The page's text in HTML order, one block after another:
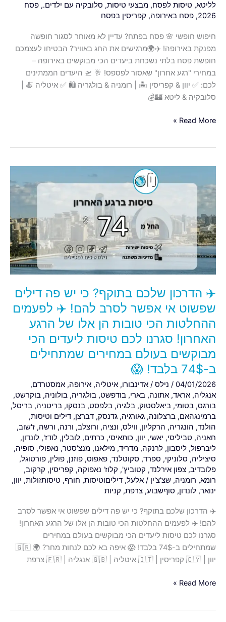
לליטא, טיסות לפסח, מבצעי טיסות, סלובקיה עם ילדים., פסח
2026
, פסח באירופה, קפריסין בפסח
חיפוש חופשי 🌸 פסח בפתח? עדיין לא מאוחר לסגור חופשה
מפנקת באירופה! ✈️🌍מרגישים את החג באוויר? הבטיחו לעצמכם
חופשת פסח בלתי נשכחת ביעדים הכי מבוקשים באירופה –
במחירי "רגע אחרון" שאסור לפספס! 🥂 🛫 היעדים הממתינים
לכם: ✅ יוון & קפריסין 🏝️ | רומניה & בולגריה 🛍️ ✅ איטליה 🍝 |
סלובקיה & ליטא 🏰💰
Read More »
✈️ הדרכון שלכם בתוקף? כי יש פה דילים
שפשוט אי אפשר לסרב להם! ✈️ לפעמים
ההחלטות הכי טובות הן אלו של הרגע
האחרון! סגרנו לכם טיסות ליעדים הכי
מבוקשים בעולם במחירים שמתחילים
ב-74$ בלבד! 😱
04/01/2026
/ נילס / אדינבורו, איטליה, אירופה, אמסטרדם,
אנגליה, אראד, אתונה, בארי, בודפשט, בולגריה, בולוניה, בוקרשט,
בורגס, בטומי, ביאלסטוק, בלגיה, בלפסט, בנסקו, בריטניה, בריסל,
ברמינגהאם, ברצלונה, גאורגיה, גדנסק, דברצן, דילים וטיסות,
הולנד, הונגריה, הרקליון, ווילס, ונציה, ורוצלב, ורנה, ורשה, ז'שוב,
חאניה, טביליסי, יאשי, יוון, כותאיסי, כרתים, לובלין, לודז', לונדון,
ליברפול, ליסבון, לרנקה, מדריד, מילאנו, מנצ'סטר, נאפולי, סופיה,
סיציליה, סלוניקי, ספרד, סקוטלנד, פאפוס, פוזנן, פולין, פורטוגל,
פלובדיב, צפון אירלנד, קטוביץ', קלוז' נאפוקה, קפריסין, קרקוב,
רומא, רומניה, שצ'צ'ין / אלעל, דיליםוטיסות, חורף, טיסותזולות, יוון,
ינואר, לונדון, סוףשבוע, צרפת, קניות
✈️ הדרכון שלכם בתוקף? כי יש פה דילים שפשוט אי אפשר לסרב
להם! ✈️ לפעמים ההחלטות הכי טובות הן אלו של הרגע האחרון!
סגרנו לכם טיסות ליעדים הכי מבוקשים בעולם במחירים
שמתחילים ב-74$ בלבד! 😱 איפה בא לכם לנחות מחר? 🌍 🇬🇷
יוון | 🇨🇾 קפריסין | 🇮🇹 איטליה | 🇬🇧 אנגליה | 🇫🇷 צרפת
הדרכון
שלכם
בתוקף?
כי
יש
פה
דילים
שפשוט
אפשר
לסרב
✈️
לפעמים
ההחלטות
הכי
הן
אלו
של
הרגע
האחרון!
סגרנו
לכם
ליעדים
מבוקשים
בעולם
במחירים
שמתחילים
ב-74$
😱
Read More »